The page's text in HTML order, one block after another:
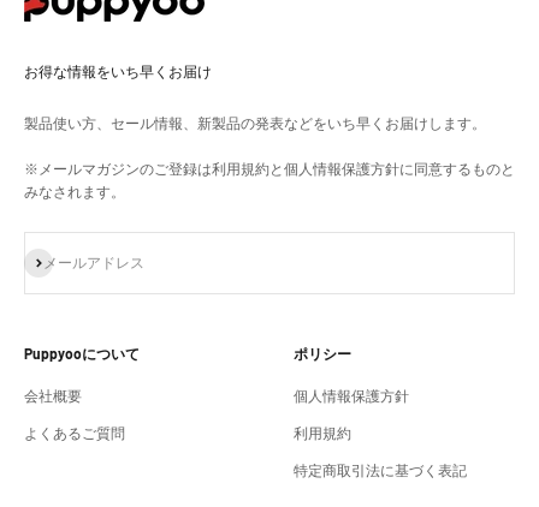
お得な情報をいち早くお届け
製品使い方、セール情報、新製品の発表などをいち早くお届けします。
※メールマガジンのご登録は利用規約と個人情報保護方針に同意するものと
みなされます。
メールアドレス
登録
Puppyooについて
会社概要
よくあるご質問
ポリシー
個人情報保護方針
利用規約
特定商取引法に基づく表記